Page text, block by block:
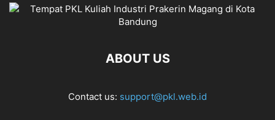
ABOUT US
Contact us: support@pkl.web.id